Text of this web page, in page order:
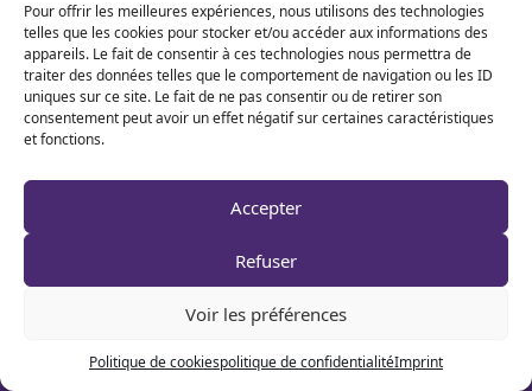
Pour offrir les meilleures expériences, nous utilisons des technologies
telles que les cookies pour stocker et/ou accéder aux informations des
appareils. Le fait de consentir à ces technologies nous permettra de
traiter des données telles que le comportement de navigation ou les ID
uniques sur ce site. Le fait de ne pas consentir ou de retirer son
consentement peut avoir un effet négatif sur certaines caractéristiques
et fonctions.
Accepter
Refuser
Voir les préférences
Politique de cookiespolitique de confidentialitéImprint
Vidéo d’entreprise
STRATÉGIE DIGITALE
Référencement seo
Marketing relationnel